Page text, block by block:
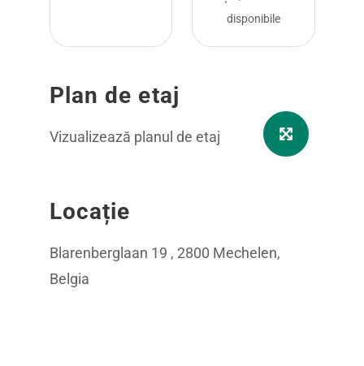
disponibile
Plan de etaj
Vizualizează planul de etaj
Locație
Blarenberglaan 19 , 2800 Mechelen,
Belgia